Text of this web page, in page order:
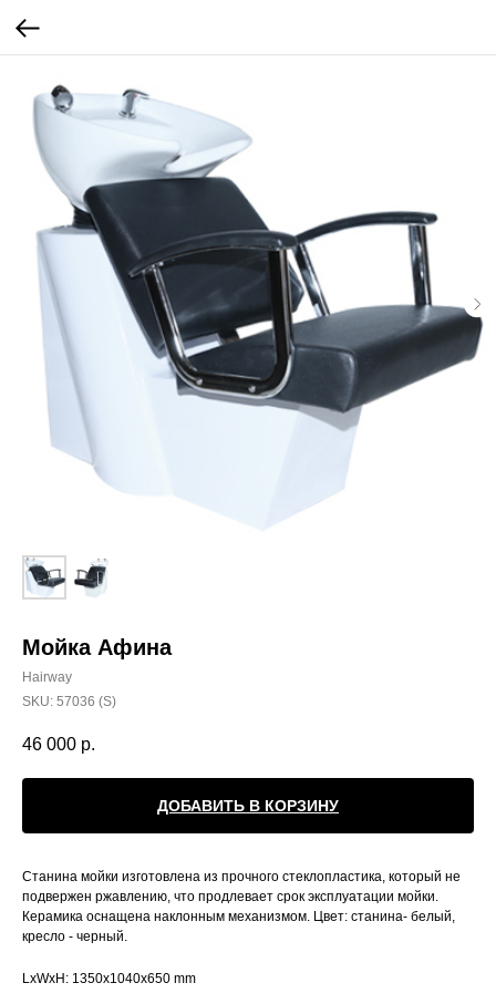
Мойка Афина
Hairway
SKU: 57036 (S)
46 000 р.
ДОБАВИТЬ В КОРЗИНУ
Станина мойки изготовлена из прочного стеклопластика, который не
подвержен ржавлению, что продлевает срок эксплуатации мойки.
Керамика оснащена наклонным механизмом. Цвет: станина- белый,
кресло - черный.
LxWxH: 1350x1040x650 mm